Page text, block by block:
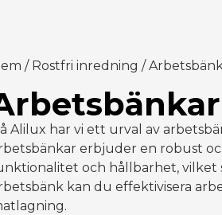
/ Rostfri inredning /
Alilux har vi ett urval av
erbjuder en robust
och hållbarhet, vilket
kan du effektivisera